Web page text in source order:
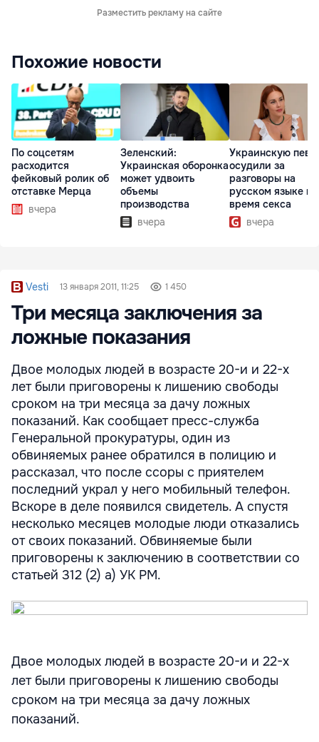
Разместить рекламу на сайте
Похожие новости
По соцсетям
расходится
фейковый ролик об
отставке Мерца
вчера
Зеленский:
Украинская оборонка
может удвоить
объемы
производства
вчера
Украинскую
осудили за
разговоры на
русском языке во
время секса
вчера
Vesti 13 января 2011, 11:25 1 450
Три месяца заключения за
ложные показания
Двое молодых людей в возрасте 20-и и 22-х
лет были приговорены к лишению свободы
сроком на три месяца за дачу ложных
показаний. Как сообщает пресс-служба
Генеральной прокуратуры, один из
обвиняемых ранее обратился в полицию и
рассказал, что после ссоры с приятелем
последний украл у него мобильный телефон.
Вскоре в деле появился свидетель. А спустя
несколько месяцев молодые люди отказались
от своих показаний. Обвиняемые были
приговорены к заключению в соответствии со
статьей 312 (2) а) УК РМ.
Двое молодых людей в возрасте 20-и и 22-х
лет были приговорены к лишению свободы
сроком на три месяца за дачу ложных
показаний.